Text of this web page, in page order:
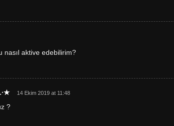
nasıl aktive edebilirim?
14 Ekim 2019 at 11:48
?